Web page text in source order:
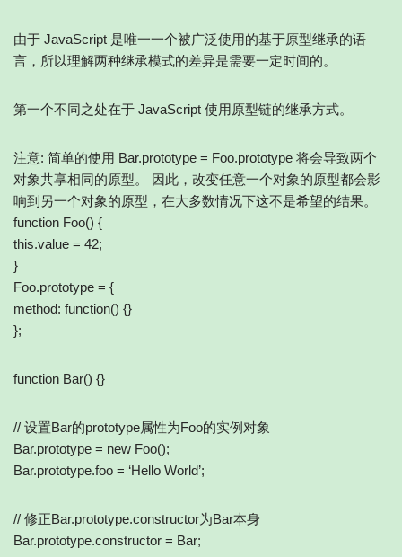
由于 JavaScript 是唯一一个被广泛使用的基于原型继承的语
言，所以理解两种继承模式的差异是需要一定时间的。
第一个不同之处在于 JavaScript 使用原型链的继承方式。
注意: 简单的使用 Bar.prototype = Foo.prototype 将会导致两个
对象共享相同的原型。 因此，改变任意一个对象的原型都会影
响到另一个对象的原型，在大多数情况下这不是希望的结果。
function Foo() {
this.value = 42;
}
Foo.prototype = {
method: function() {}
};
function Bar() {}
// 设置Bar的prototype属性为Foo的实例对象
Bar.prototype = new Foo();
Bar.prototype.foo = ‘Hello World’;
// 修正Bar.prototype.constructor为Bar本身
Bar.prototype.constructor = Bar;